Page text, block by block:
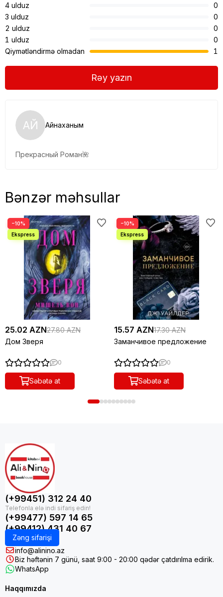
АЙ Айнаханым
Прекрасный Роман🌺
4 ulduz
0
3 ulduz
0
2 ulduz
0
1 ulduz
0
Qiymətləndirmə olmadan
1
Rəy yazın
Bənzər məhsullar
−10%
25.02 AZN27.80 AZN
Дом Зверя
0
Səbətə at
−10%
15.57 AZN17.30 AZN
Заманчивое предложение
0
Səbətə at
(+99451) 312 24 40
(+99477) 597 14 65
(+99412) 431 40 67
Zəng sifarişi
info@alinino.az
Biz həftənin 7 günü, saat 9:00 - 20:00 qədər çatdırılma edirik.
WhatsApp
Haqqımızda